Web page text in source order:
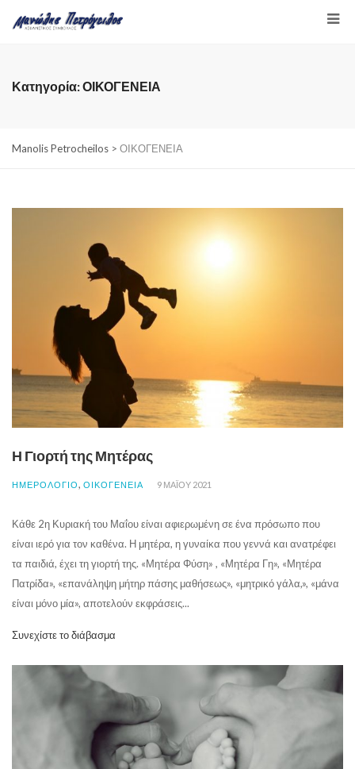
Κατηγορία:ΟΙΚΟΓΕΝΕΙΑ
Manolis Petrocheilos > ΟΙΚΟΓΕΝΕΙΑ
Η Γιορτή της Μητέρας
ΗΜΕΡΟΛΟΓΙΟ, ΟΙΚΟΓΕΝΕΙΑ 9 ΜΑΪ́ΟΥ 2021
Κάθε 2η Κυριακή του Μαΐου είναι αφιερωμένη σε ένα πρόσωπο που
είναι ιερό για τον καθένα. Η μητέρα, η γυναίκα που γεννά και ανατρέφει
τα παιδιά, έχει τη γιορτή της. «Μητέρα Φύση» , «Μητέρα Γη», «Μητέρα
Πατρίδα», «επανάληψη μήτηρ πάσης μαθήσεως», «μητρικό γάλα,», «μάνα
είναι μόνο μία», αποτελούν εκφράσεις...
Συνεχίστε το διάβασμα